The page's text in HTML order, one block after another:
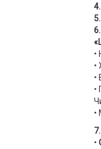
4.
•
•
•
•
•
•